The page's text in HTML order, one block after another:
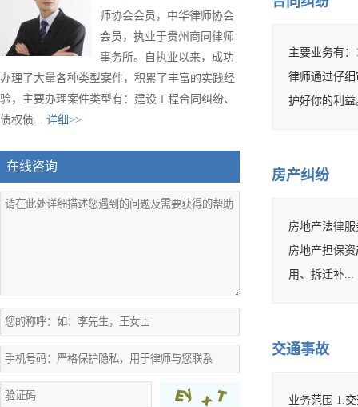
师协会会员，中华律师协会
会员，执业于贵州商同律师
事务所。自执业以来，成功
办理了大量各种类型案件，积累了丰富的实践经
验，主要办理案件类型有：建设工程合同纠纷、
债权债... 详细>>
在线咨询
主要业务有
律师通过仔
护好你的利
房产纠纷
房地产法律
房地产担保
用、拆迁补...
交通事故
业务范围 1.